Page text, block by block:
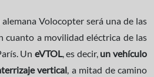
Volocopter será una de las
cuanto a movilidad eléctrica de las
Un eVTOL, es decir, un vehículo
vertical, a mitad de camino